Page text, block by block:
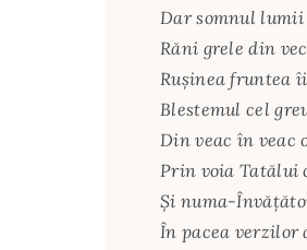
Dar somnul
Răni grele din
Rușinea fruntea
Blestemul cel
Din veac în veac
Prin voia Tatălui
Și numa-
În pacea verzilor